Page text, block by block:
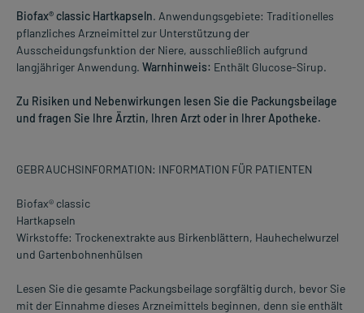
Biofax® classic Hartkapseln. Anwendungsgebiete: Traditionelles
pflanzliches Arzneimittel zur Unterstützung der
Ausscheidungsfunktion der Niere, ausschließlich aufgrund
langjähriger Anwendung. Warnhinweis: Enthält Glucose-Sirup.
Zu Risiken und Nebenwirkungen lesen Sie die Packungsbeilage
und fragen Sie Ihre Ärztin, Ihren Arzt oder in Ihrer Apotheke.
GEBRAUCHSINFORMATION: INFORMATION FÜR PATIENTEN
Biofax® classic
Hartkapseln
Wirkstoffe: Trockenextrakte aus Birkenblättern, Hauhechelwurzel
und Gartenbohnenhülsen
Lesen Sie die gesamte Packungsbeilage sorgfältig durch, bevor Sie
mit der Einnahme dieses Arzneimittels beginnen, denn sie enthält